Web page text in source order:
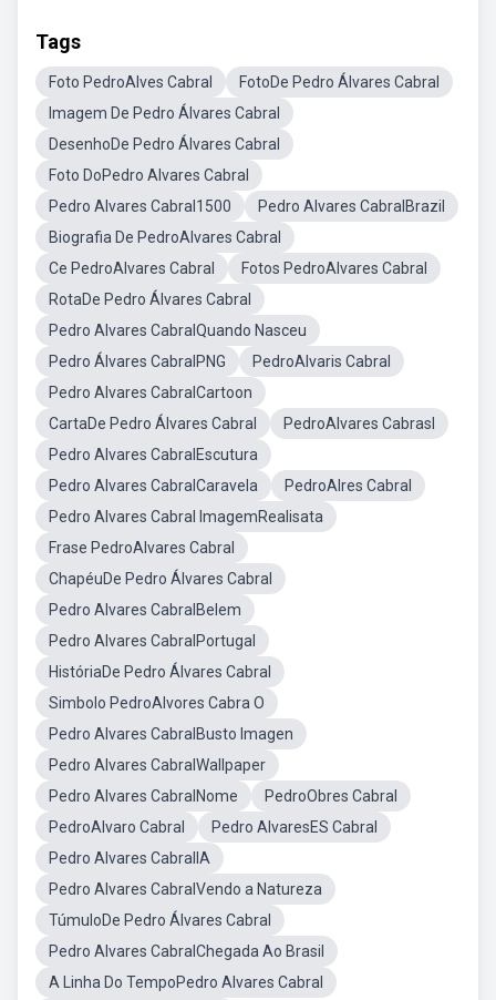
Tags
Foto PedroAlves Cabral
FotoDe Pedro Álvares Cabral
Imagem De Pedro Álvares Cabral
DesenhoDe Pedro Álvares Cabral
Foto DoPedro Alvares Cabral
Pedro Alvares Cabral1500
Pedro Alvares CabralBrazil
Biografia De PedroAlvares Cabral
Ce PedroAlvares Cabral
Fotos PedroAlvares Cabral
RotaDe Pedro Álvares Cabral
Pedro Alvares CabralQuando Nasceu
Pedro Álvares CabralPNG
PedroAlvaris Cabral
Pedro Alvares CabralCartoon
CartaDe Pedro Álvares Cabral
PedroAlvares Cabrasl
Pedro Alvares CabralEscutura
Pedro Alvares CabralCaravela
PedroAlres Cabral
Pedro Alvares Cabral ImagemRealisata
Frase PedroAlvares Cabral
ChapéuDe Pedro Álvares Cabral
Pedro Alvares CabralBelem
Pedro Alvares CabralPortugal
HistóriaDe Pedro Álvares Cabral
Simbolo PedroAlvores Cabra O
Pedro Alvares CabralBusto Imagen
Pedro Alvares CabralWallpaper
Pedro Alvares CabralNome
PedroObres Cabral
PedroAlvaro Cabral
Pedro AlvaresES Cabral
Pedro Alvares CabralIA
Pedro Alvares CabralVendo a Natureza
TúmuloDe Pedro Álvares Cabral
Pedro Alvares CabralChegada Ao Brasil
A Linha Do TempoPedro Alvares Cabral